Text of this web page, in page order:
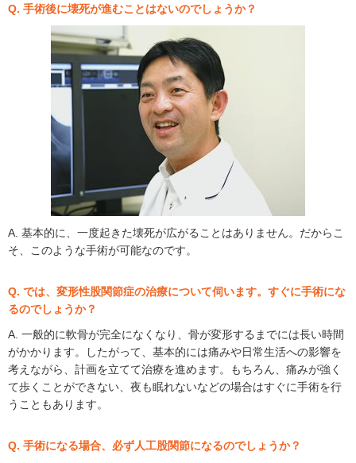
Q. 手術後に壊死が進むことはないのでしょうか？
A. 基本的に、一度起きた壊死が広がることはありません。だからこ
そ、このような手術が可能なのです。
Q. では、変形性股関節症の治療について伺います。すぐに手術にな
るのでしょうか？
A. 一般的に軟骨が完全になくなり、骨が変形するまでには長い時間
がかかります。したがって、基本的には痛みや日常生活への影響を
考えながら、計画を立てて治療を進めます。もちろん、痛みが強く
て歩くことができない、夜も眠れないなどの場合はすぐに手術を行
うこともあります。
Q. 手術になる場合、必ず人工股関節になるのでしょうか？